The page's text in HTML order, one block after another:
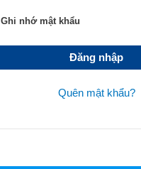
Ghi nhớ mật khẩu
Đăng nhập
Quên mật khẩu?